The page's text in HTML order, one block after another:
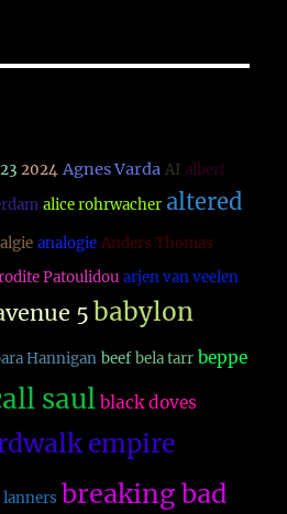
2024 Agnes Varda AI albert
alice rohrwacher altered
analogie Anders Thomas
Patoulidou arjen van veelen
5 babylon
Hannigan beef bela tarr beppe
saul black doves
empire
breaking bad